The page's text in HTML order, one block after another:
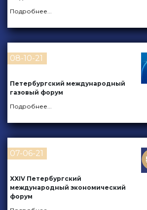
Подробнее...
08-10-21
Петербургский международный
газовый форум
Подробнее...
07-06-21
XXIV Петербургский
международный экономический
форум